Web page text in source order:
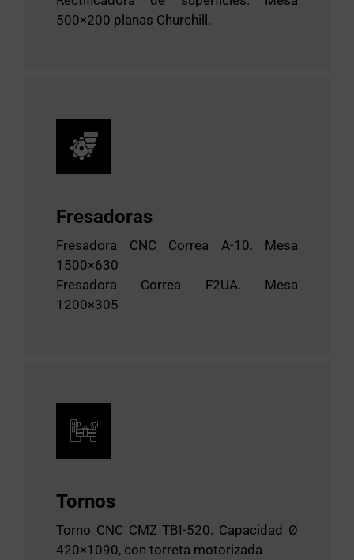
500×200 planas Churchill.
Fresadoras
Fresadora CNC Correa A-10. Mesa
1500×630
Fresadora Correa F2UA. Mesa
1200×305
Tornos
Torno CNC CMZ TBI-520. Capacidad Ø
420×1090, con torreta motorizada